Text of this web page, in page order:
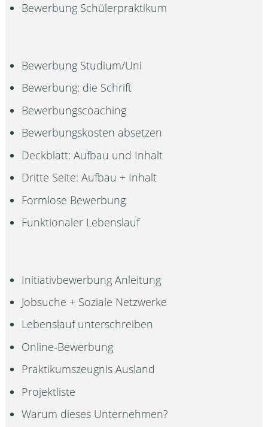
Bewerbung Schülerpraktikum
Bewerbung Studium/Uni
Bewerbung: die Schrift
Bewerbungscoaching
Bewerbungskosten absetzen
Deckblatt: Aufbau und Inhalt
Dritte Seite: Aufbau + Inhalt
Formlose Bewerbung
Funktionaler Lebenslauf
Initiativbewerbung Anleitung
Jobsuche + Soziale Netzwerke
Lebenslauf unterschreiben
Online-Bewerbung
Praktikumszeugnis Ausland
Projektliste
Warum dieses Unternehmen?